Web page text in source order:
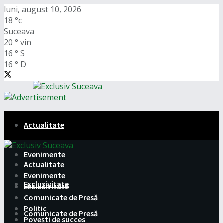
luni, august 10, 2026
18 °c
Suceava
20 ° vin
16 ° S
16 ° D
Actualitate
Evenimente
Exclusivitate
Comunicate de Presă
Actualitate
Evenimente
Exclusivitate
Comunicate de Presă
Politic
Povești de succes